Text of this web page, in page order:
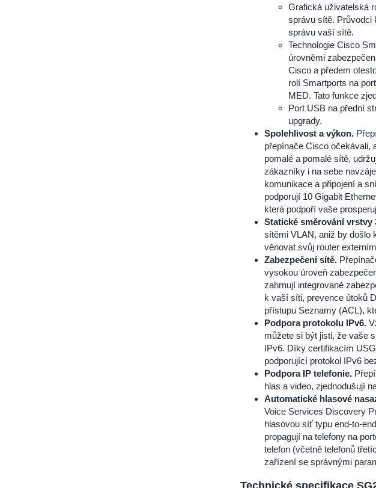
Grafická uživatelská
správu sítě. Průvodci
správu vaší sítě.
Technologie Cisco
úrovněmi
Cisco a předem
rolí Smartports na
MED. Tato funkce
Port USB na přední
upgrady.
Spolehlivost a výkon.
přepínače Cisco očekávali,
pomalé a pomalé sítě,
zákazníky i na sebe
komunikace a připojení a
podporují 10 Gigabit
která podpoří vaše
Statické směrování vrstvy
sítěmi VLAN, aniž by došlo
věnovat svůj router
Zabezpečení sítě.
vysokou úroveň
zahrnují integrované
k vaší síti, prevence útoků
přístupu Seznamy (ACL),
Podpora protokolu IPv6.
můžete si být jisti, že vaše
IPv6. Díky certifikacím
podporující protokol IPv6
Podpora IP telefonie.
hlas a video, zjednodušují
Automatické hlasové
Voice Services Discovery
hlasovou síť typu end-to-
propagují na telefony na
telefon (včetně telefonů
zařízení se správnými